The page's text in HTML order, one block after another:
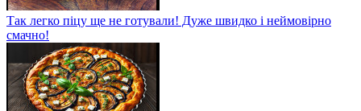
Так легко піцу ще не готували! Дуже швидко і неймовірно
смачно!